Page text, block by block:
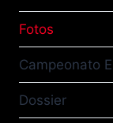
Fotos
Campeonato
Dossier